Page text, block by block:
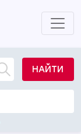
НАЙТИ